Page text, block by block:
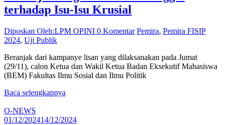
terhadap Isu-Isu Krusial
Diposkan Oleh:LPM OPINI 0 Komentar Pemira, Pemira FISIP
2024, Uji Publik
Beranjak dari kampanye lisan yang dilaksanakan pada Jumat
(29/11), calon Ketua dan Wakil Ketua Badan Eksekutif Mahasiswa
(BEM) Fakultas Ilmu Sosial dan Ilmu Politik
Baca selengkapnya
O-NEWS
01/12/202414/12/2024